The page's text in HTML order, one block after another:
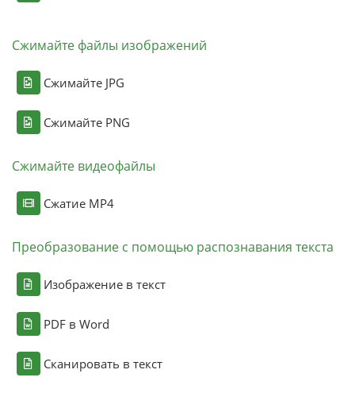
Сжимайте файлы изображений
Сжимайте JPG
Сжимайте PNG
Сжимайте видеофайлы
Сжатие MP4
Преобразование с помощью распознавания текста
Изображение в текст
PDF в Word
Сканировать в текст